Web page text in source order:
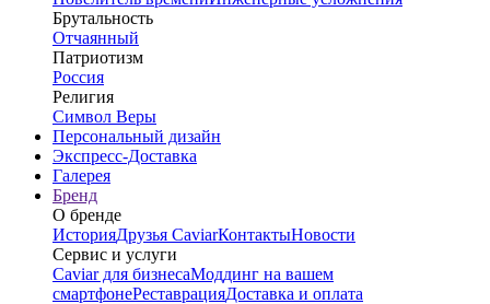
Брутальность
Отчаянный
Патриотизм
Россия
Религия
Символ Веры
Персональный дизайн
Экспресс-Доставка
Галерея
Бренд
О бренде
ИсторияДрузья CaviarКонтактыНовости
Сервис и услуги
Caviar для бизнесаМоддинг на вашем
смартфонеРеставрацияДоставка и оплата